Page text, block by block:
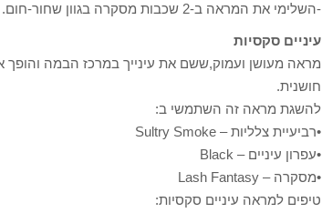
-השלימי את המראה ב-2 שכבות מסקרה בגוון שחור-חום.
עיניים סקסיות
מראה מעושן ועמוק,ששם את עינייך במרכז הבמה והופך
חושנית.
להשגת מראה זה השתמשי ב:
•רביעיית צלליות – Sultry Smoke
•עפרון עיניים – Black
•מסקרה – Lash Fantasy
טיפים למראה עיניים סקסיות: